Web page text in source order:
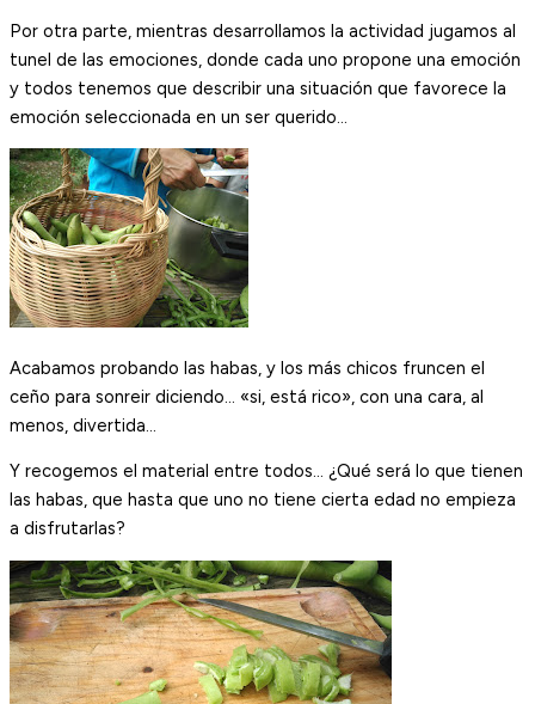
Por otra parte, mientras desarrollamos la actividad jugamos al
tunel de las emociones, donde cada uno propone una emoción
y todos tenemos que describir una situación que favorece la
emoción seleccionada en un ser querido…
Acabamos probando las habas, y los más chicos fruncen el
ceño para sonreir diciendo… «si, está rico», con una cara, al
menos, divertida…
Y recogemos el material entre todos… ¿Qué será lo que tienen
las habas, que hasta que uno no tiene cierta edad no empieza
a disfrutarlas?